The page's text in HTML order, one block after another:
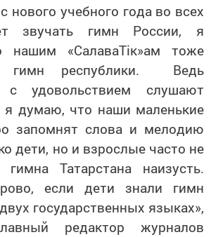
нового учебного года во всех
звучать гимн России, я
нашим «СалаваТік»ам тоже
республики. Ведь
с удовольствием слушают
я думаю, что наши маленькие
запомнят слова и мелодию
дети, но и взрослые часто не
Татарстана наизусть.
, если дети знали гимн
государственных языках»,
редактор журналов